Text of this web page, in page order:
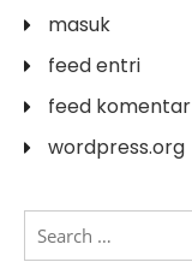
masuk
feed entri
feed komentar
wordpress.org
search
for: